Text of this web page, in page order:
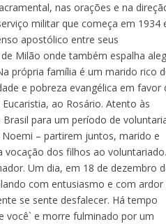
nas orações e na
militar que começa em 1934
apostólico entre seus
Milão onde também espalha
própria família é um marido rico
e pobreza evangélica em favor
ao Rosário. Atento às
para um período de
– partirem juntos, marido e
dos filhos ao voluntariado.
Um dia, em 18 de dezembro
com entusiasmo e com ardor
se sente desfalecer. Há tempo
você` e morre fulminado por um